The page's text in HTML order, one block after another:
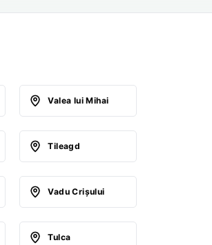
Valea lui Mihai
Tileagd
Vadu Crişului
Tulca